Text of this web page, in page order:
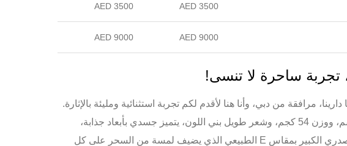
تجربة ساحرة لا تنسى!
دارينا، مرافقة من دبي، وأنا هنا لأقدم لكم تجربة استثنائية ومليئة بالإثارة.
بطول 174 سم، ووزن 54 كجم، وشعر طويل بني اللون، يتميز جسدي بأبعاد جذابة،
الكبير بمقاس E
الطبيعي الذي يضيف لمسة من السحر على كل
3500 AED
3500 AED
9000 AED
9000 AED